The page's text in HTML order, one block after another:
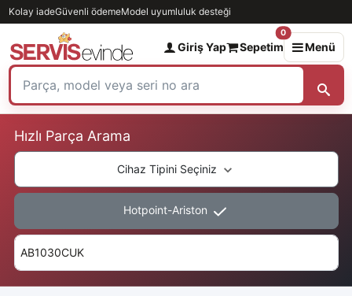
Kolay iadeGüvenli ödemeModel uyumluluk desteği
Giriş Yap Sepetim
0
Menü
Hızlı Parça Arama
Cihaz Tipini Seçiniz
Hotpoint-Ariston